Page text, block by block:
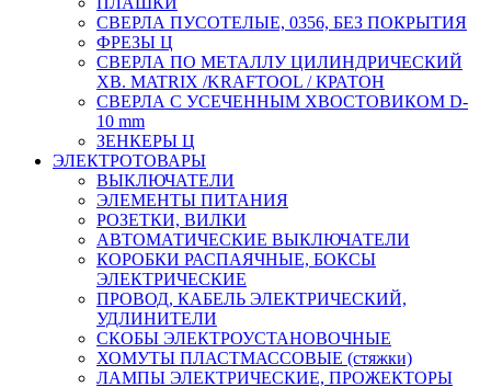
СВЕРЛА ПУСОТЕЛЫЕ, 0356, БЕЗ ПОКРЫТИЯ
ФРЕЗЫ Ц
СВЕРЛА ПО МЕТАЛЛУ ЦИЛИНДРИЧЕСКИЙ
ХВ. MATRIX /KRAFTOOL / КРАТОН
СВЕРЛА С УСЕЧЕННЫМ ХВОСТОВИКОМ D-
10 mm
ЗЕНКЕРЫ Ц
ЭЛЕКТРОТОВАРЫ
ВЫКЛЮЧАТЕЛИ
ЭЛЕМЕНТЫ ПИТАНИЯ
РОЗЕТКИ, ВИЛКИ
АВТОМАТИЧЕСКИЕ ВЫКЛЮЧАТЕЛИ
КОРОБКИ РАСПАЯЧНЫЕ, БОКСЫ
ЭЛЕКТРИЧЕСКИЕ
ПРОВОД, КАБЕЛЬ ЭЛЕКТРИЧЕСКИЙ,
УДЛИНИТЕЛИ
СКОБЫ ЭЛЕКТРОУСТАНОВОЧНЫЕ
ХОМУТЫ ПЛАСТМАССОВЫЕ (стяжки)
ЛАМПЫ ЭЛЕКТРИЧЕСКИЕ, ПРОЖЕКТОРЫ